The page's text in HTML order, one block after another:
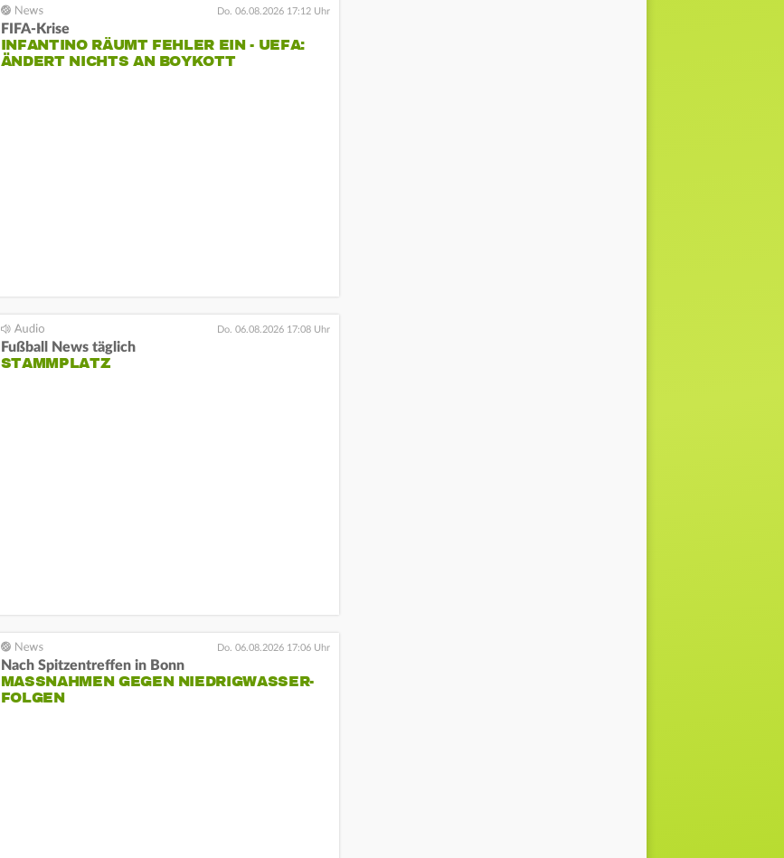
Do. 06.08.2026 17:12 Uhr
FIFA-Krise
INFANTINO RÄUMT FEHLER EIN - UEFA:
ÄNDERT NICHTS AN BOYKOTT
Do. 06.08.2026 17:08 Uhr
Fußball News täglich
STAMMPLATZ
Do. 06.08.2026 17:06 Uhr
Nach Spitzentreffen in Bonn
MASSNAHMEN GEGEN NIEDRIGWASSER-F
OLGEN